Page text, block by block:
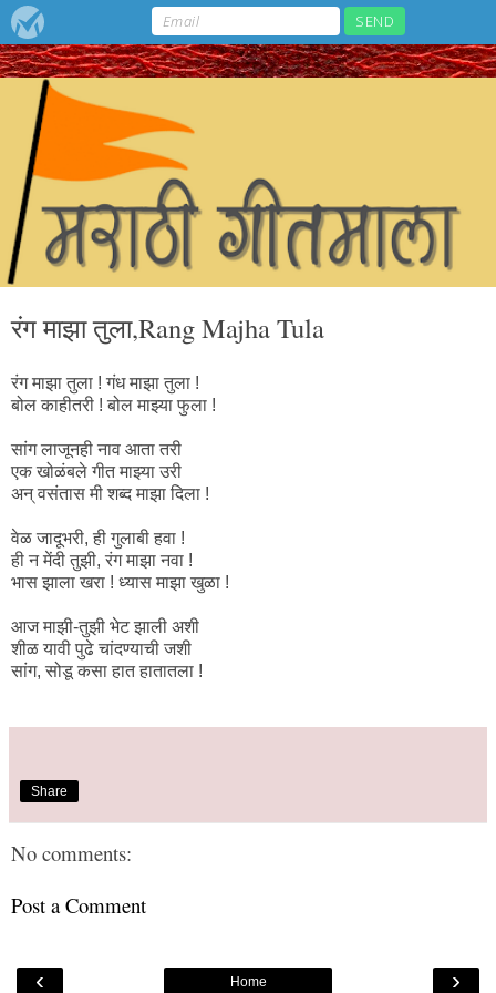
रंग माझा तुला,Rang Majha Tula
रंग माझा तुला ! गंध माझा तुला !
बोल काहीतरी ! बोल माझ्या फुला !
सांग लाजूनही नाव आता तरी
एक खोळंबले गीत माझ्या उरी
अन्‌ वसंतास मी शब्द माझा दिला !
वेळ जादूभरी, ही गुलाबी हवा !
ही न मेंदी तुझी, रंग माझा नवा !
भास झाला खरा ! ध्यास माझा खुळा !
आज माझी-तुझी भेट झाली अशी
शीळ यावी पुढे चांदण्याची जशी
सांग, सोडू कसा हात हातातला !
Share
No comments:
Post a Comment
‹ ›
Home